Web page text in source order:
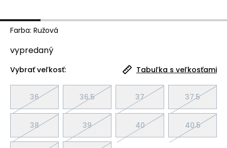
Farba: Ružová
vypredaný
Vybrať veľkosť: Tabuľka s veľkosťami
36 36.5 37 37.5
38 39 40 40.5